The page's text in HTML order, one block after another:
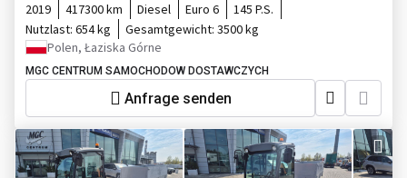
2019 417300 km Diesel Euro 6
145 P.S.
Nutzlast: 654 kg Gesamtgewicht: 3500 kg
Polen, Łaziska Górne
MGC CENTRUM SAMOCHODOW DOSTAWCZYCH
Anfrage senden